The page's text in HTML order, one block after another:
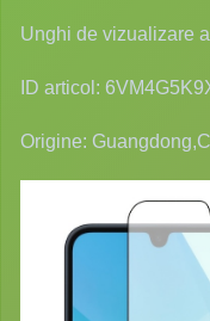
Unghi de vizualizare
ID articol:
Origine: